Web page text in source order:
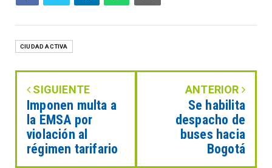
CIUDAD ACTIVA
SIGUIENTE
Imponen multa a
la EMSA por
violación al
régimen tarifario
ANTERIOR
Se habilita
despacho de
buses hacia
Bogotá